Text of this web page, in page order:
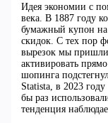
Идея экономии с
века. В 1887 году
бумажный купон на
скидок. С тех пор
вырезок мы
активировать
шопинга
Statista, в 2023
бы раз
тенденция